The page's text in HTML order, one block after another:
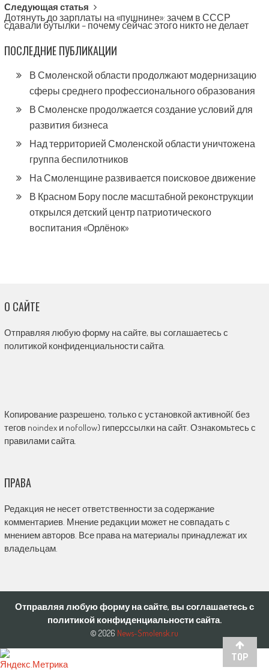
Следующая статья
Дотянуть до зарплаты на «пушнине»: зачем в СССР
сдавали бутылки – почему сейчас этого никто не делает
ПОСЛЕДНИЕ ПУБЛИКАЦИИ
В Смоленской области продолжают модернизацию
сферы среднего профессионального образования
В Смоленске продолжается создание условий для
развития бизнеса
Над территорией Смоленской области уничтожена
группа беспилотников
На Смоленщине развивается поисковое движение
В Красном Бору после масштабной реконструкции
открылся детский центр патриотического
воспитания «Орлёнок»
О САЙТЕ
Отправляя любую форму на сайте, вы соглашаетесь с
политикой конфиденциальности сайта.
Копирование разрешено, только с установкой активной( без
тегов noindex и nofollow) гиперссылки на сайт. Ознакомьтесь с
правилами сайта.
ПРАВА
Редакция не несет ответственности за содержание
комментариев. Мнение редакции может не совпадать с
мнением авторов. Все права на материалы принадлежат их
владельцам.
Отправляя любую форму на сайте, вы соглашаетесь с
политикой конфиденциальности сайта.
© 2026 News-Smolensk.ru
TOP